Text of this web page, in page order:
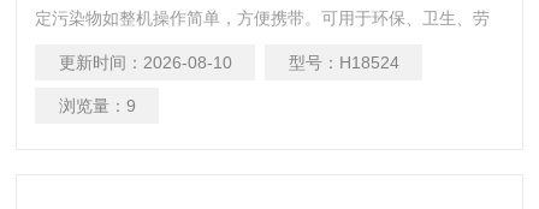
定污染物如整机操作简单，方便携带。可用于环保、卫生、劳
更新时间： 2026-08-10 型号： H18524
浏览量： 9